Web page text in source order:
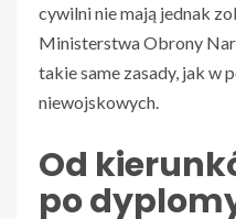
cywilni nie mają jednak
Ministerstwa Obrony
takie same zasady, jak w
niewojskowych.
Od
po